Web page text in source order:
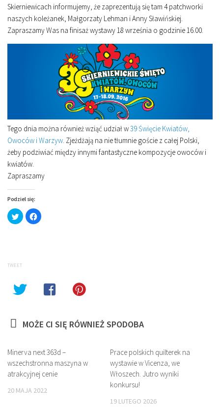
Skierniewicach informujemy, że zaprezentują się tam 4 patchworki
naszych koleżanek, Małgorzaty Lehman i Anny Sławińskiej.
Zapraszamy Was na finisaż wystawy 18 września o godzinie 16.00.
Tego dnia można również wziąć udział w39 Święcie Kwiatów,
Owoców i Warzyw. Zjeżdżają na nie tłumnie goście z całej Polski,
żeby podziwiać między innymi fantastyczne kompozycje owoców i
kwiatów.
Zapraszamy
Podziel się:
Click
to
share
window)
Click
to
TWEET
MOŻE CI SIĘ RÓWNIEŻ SPODOBA
Minerva next 363d –
wszechstronna maszyna w
atrakcyjnej cenie
20 MAJA 2022
Prace polskich quilterek na
wystawie w Vicenza, we
Włoszech. Jutro wyniki
konkursu!
19 LUTEGO 2026